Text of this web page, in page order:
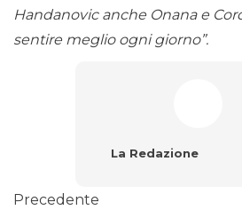
Handanovic anche Onana e
sentire meglio ogni giorno”.
La Redazione
Precedente